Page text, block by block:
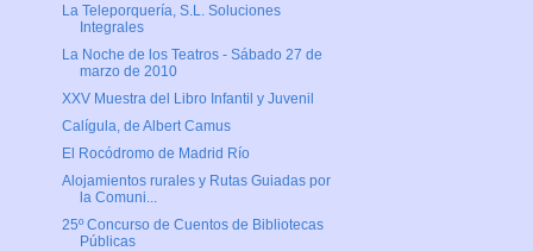
La Teleporquería, S.L. Soluciones
Integrales
La Noche de los Teatros - Sábado 27 de
marzo de 2010
XXV Muestra del Libro Infantil y Juvenil
Calígula, de Albert Camus
El Rocódromo de Madrid Río
Alojamientos rurales y Rutas Guiadas por
la Comuni...
25º Concurso de Cuentos de Bibliotecas
Públicas